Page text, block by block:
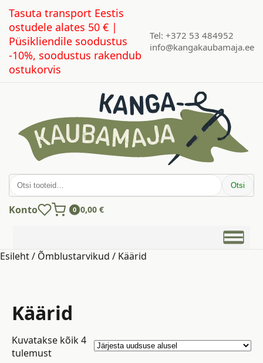
Tasuta transport Eestis
ostudele alates 50 € |
Püsikliendile soodustus
-10%, soodustus rakendub
ostukorvis
Tel: +372 53 484952
info@kangakaubamaja.ee
Otsi: Otsi
Konto 0 0,00 €
Esileht/ Õmblustarvikud / Käärid
Käärid
Kuvatakse kõik 4
tulemustSorted